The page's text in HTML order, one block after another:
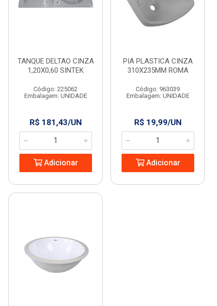
TANQUE DELTAO CINZA
1,20X0,60 SINTEK
Código: 225062
Embalagem: UNIDADE
R$ 181,43/UN
Adicionar
PIA PLASTICA CINZA
310X235MM ROMA
Código: 963039
Embalagem: UNIDADE
R$ 19,99/UN
Adicionar